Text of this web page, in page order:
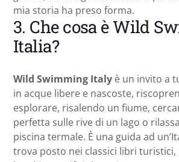
mia storia ha preso forma.
3. Che cosa è Wild
Italia?
Wild Swimming Italy è un invito a
in acque libere e nascoste,
esplorare, risalendo un fiume,
perfetta sulle rive di un lago o
piscina termale. È una guida ad
trova posto nei classici libri turistici,